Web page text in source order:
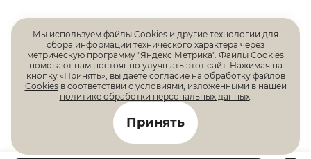
Все права защищены. Информация, размещенная на
данной странице, не является публичной офертой
Мы используем файлы Cookies и другие технологии для
сбора информации технического характера через
метрическую программу "Яндекс Метрика". Файлы Cookies
помогают нам постоянно улучшать этот сайт. Нажимая на
кнопку «Принять», вы даете согласие на обработку файлов
Cookiesв соответствии с условиями, изложенными в нашей
политике обработки персональных данных.
Принять